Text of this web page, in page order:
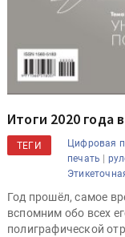
Итоги 2020 года
ТЕГИ Цифровая
печать |
Год прошёл, самое
вспомним обо всех
полиграфической